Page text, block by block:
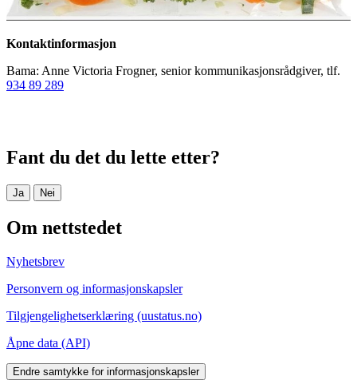
Kontaktinformasjon
Bama: Anne Victoria Frogner, senior kommunikasjonsrådgiver, tlf.
934 89 289
Fant du det du lette etter?
Ja Nei
Om nettstedet
Nyhetsbrev
Personvern og informasjonskapsler
Tilgjengelighetserklæring (uustatus.no)
Åpne data (API)
Endre samtykke for informasjonskapsler